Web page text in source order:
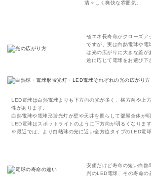
清々しく爽快な雰囲気。
省エネ長寿命がクローズア
ですが、実は白熱電球や電
は光の広がりに大きな差が
途に応じて電球をお選び下
LED電球は白熱電球よりも下方向の光が多く、横方向や上
性があります。
白熱電球や電球形蛍光灯が壁や天井を照らして部屋全体が
LED電球はスポットライトのように下方向が明るくなります
※最近では、より白熱球の光に近い全方位タイプのLED電球
安価だけど寿命の短い白熱
判のLED電球、その寿命の